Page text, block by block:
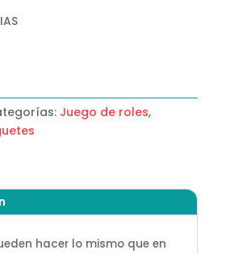
Juego de roles,
hacer lo mismo que en